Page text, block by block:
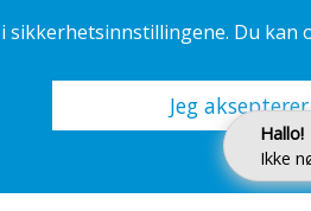
Hallo!
Ikke
Du kan
Jeg aksepterer